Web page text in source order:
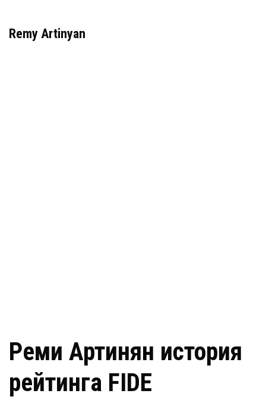
Remy Artinyan
Реми Артинян история
рейтинга FIDE